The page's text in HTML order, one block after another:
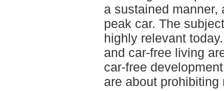
a sustained manner,
peak car. The
highly relevant
and car-free living
car-free
are about